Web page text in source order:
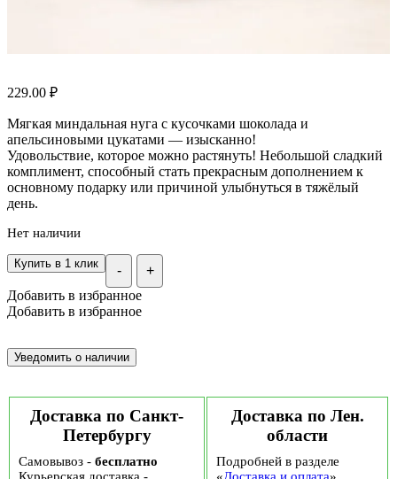
229.00 ₽
Мягкая миндальная нуга с кусочками шоколада и
апельсиновыми цукатами — изысканно!
Удовольствие, которое можно растянуть! Небольшой сладкий
комплимент, способный стать прекрасным дополнением к
основному подарку или причиной улыбнуться в тяжёлый
день.
Нет наличии
- +
Купить в 1 клик
Добавить в избранное
Добавить в избранное
Доставка по Санкт-
Петербургу
Самовывоз - бесплатно
Доставка по Лен.
области
Подробней в разделе